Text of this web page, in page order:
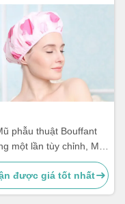
phẫu thuật Bouffant
một lần tùy chỉnh, Mũ
không dệt Bouffant
được giá tốt nhất